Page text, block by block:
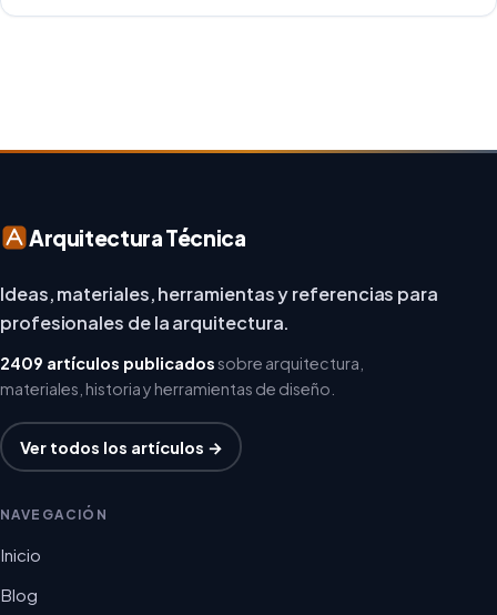
Arquitectura Técnica
Ideas, materiales, herramientas y referencias para
profesionales de la arquitectura.
2409 artículos publicadossobre arquitectura,
materiales, historia y herramientas de diseño.
Ver todos los artículos →
NAVEGACIÓN
Inicio
Blog